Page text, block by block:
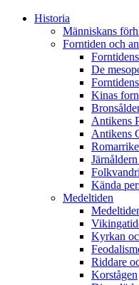
Historia
Människans
Forntiden och
De
Kinas
Antikens
Antikens
Kända
Medeltiden
Kyrkan
Riddare
Korstågen